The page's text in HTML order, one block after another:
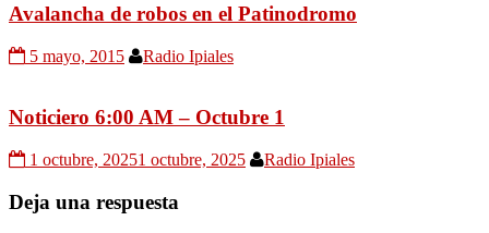
Avalancha de robos en el Patinodromo
5 mayo, 2015 Radio Ipiales
Noticiero 6:00 AM – Octubre 1
1 octubre, 20251 octubre, 2025 Radio Ipiales
Deja una respuesta